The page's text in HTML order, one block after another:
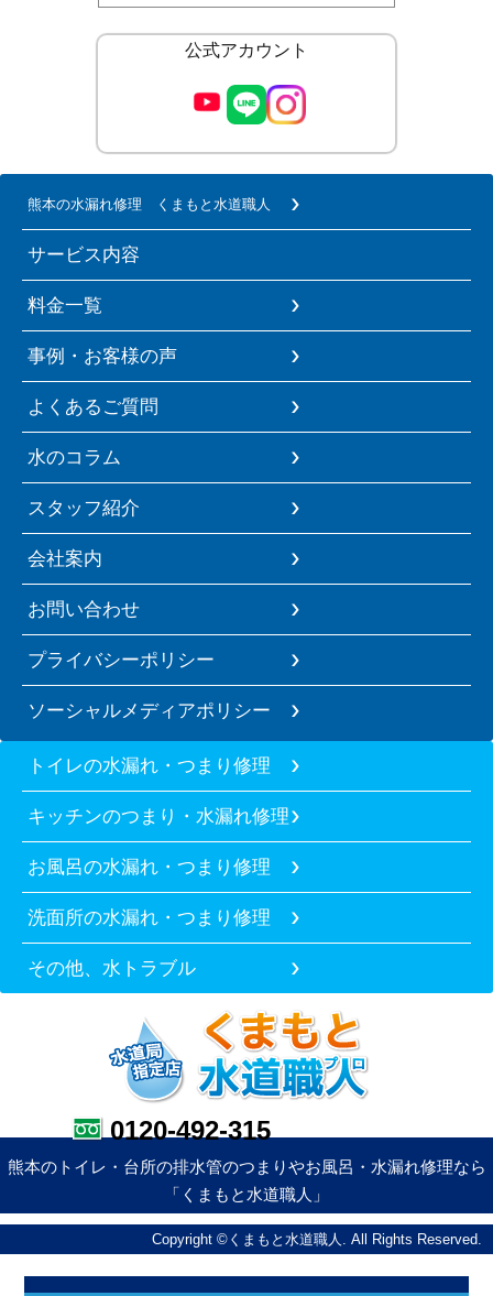
公式アカウント
熊本の水漏れ修理 くまもと水道職人
サービス内容
料金一覧
事例・お客様の声
よくあるご質問
水のコラム
スタッフ紹介
会社案内
お問い合わせ
プライバシーポリシー
ソーシャルメディアポリシー
トイレの水漏れ・つまり修理
キッチンのつまり・水漏れ修理
お風呂の水漏れ・つまり修理
洗面所の水漏れ・つまり修理
その他、水トラブル
0120-492-315
熊本のトイレ・台所の排水管のつまりやお風呂・水漏れ修理なら
「くまもと水道職人」
Copyright ©くまもと水道職人. All Rights Reserved.